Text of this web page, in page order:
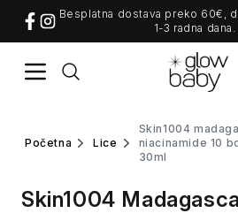
Besplatna dostava preko 60€,
1-3 radna dana.
početna lice
skin1004 madagascar centella
niacinamide 10
30ml
Skin1004